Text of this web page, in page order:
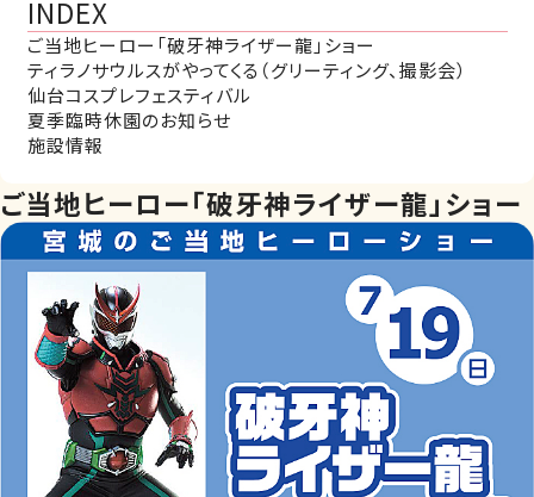
INDEX
ご当地ヒーロー「破牙神ライザー龍」ショー
ティラノサウルスがやってくる（グリーティング、撮影会）
仙台コスプレフェスティバル
夏季臨時休園のお知らせ
施設情報
ご当地ヒーロー「破牙神ライザー龍」ショー